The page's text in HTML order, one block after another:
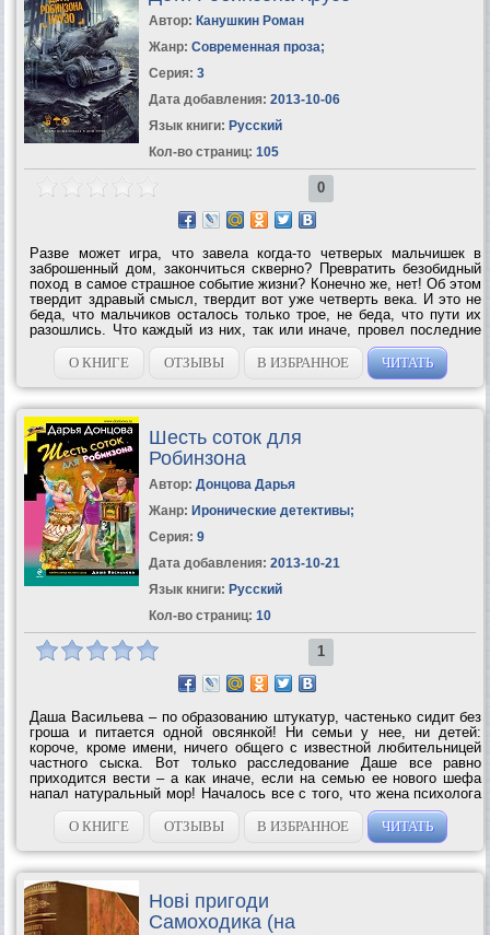
Автор: Канушкин Роман
Жанр: Современная проза;
Серия: 3
Дата добавления: 2013-10-06
Язык книги: Русский
Кол-во страниц: 105
0
Разве может игра, что завела когда-то четверых мальчишек в
заброшенный дом, закончиться скверно? Превратить безобидный
поход в самое страшное событие жизни? Конечно же, нет! Об этом
твердит здравый смысл, твердит вот уже четверть века. И это не
беда, что мальчиков осталось только трое, не беда, что пути их
разошлись. Что каждый из них, так или иначе, провел последние
двадцать пять лет на острове собственного одиночества. Но что-
О КНИГЕ ОТЗЫВЫ В ИЗБРАННОЕ ЧИТАТЬ
Шесть соток для
Робинзона
Автор: Донцова Дарья
Жанр: Иронические детективы;
Серия: 9
Дата добавления: 2013-10-21
Язык книги: Русский
Кол-во страниц: 10
1
Даша Васильева – по образованию штукатур, частенько сидит без
гроша и питается одной овсянкой! Ни семьи у нее, ни детей:
короче, кроме имени, ничего общего с известной любительницей
частного сыска. Вот только расследование Даше все равно
приходится вести – а как иначе, если на семью ее нового шефа
напал натуральный мор! Началось все с того, что жена психолога
и амулетчика Владимира Сперанского, нанявшего Дашу
ассистенткой и до кучи...
О КНИГЕ ОТЗЫВЫ В ИЗБРАННОЕ ЧИТАТЬ
Новi пригоди
Самоходика (на